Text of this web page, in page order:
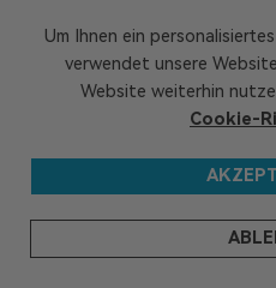
SUPPORT
PARTNERSCHAFT
Impressum
Geschäftsbedingungen
Um Ihnen ein
verwendet unsere
Website weiterhin
Cookie-